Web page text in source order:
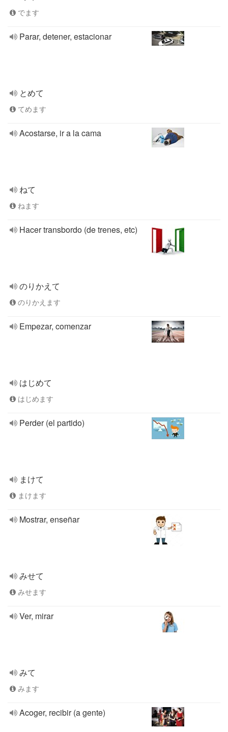
でます
Parar, detener, estacionar
とめて
てめます
Acostarse, ir a la cama
ねて
ねます
Hacer transbordo (de trenes, etc)
のりかえて
のりかえます
Empezar, comenzar
はじめて
はじめます
Perder (el partido)
まけて
まけます
Mostrar, enseñar
みせて
みせます
Ver, mirar
みて
みます
Acoger, recibir (a gente)